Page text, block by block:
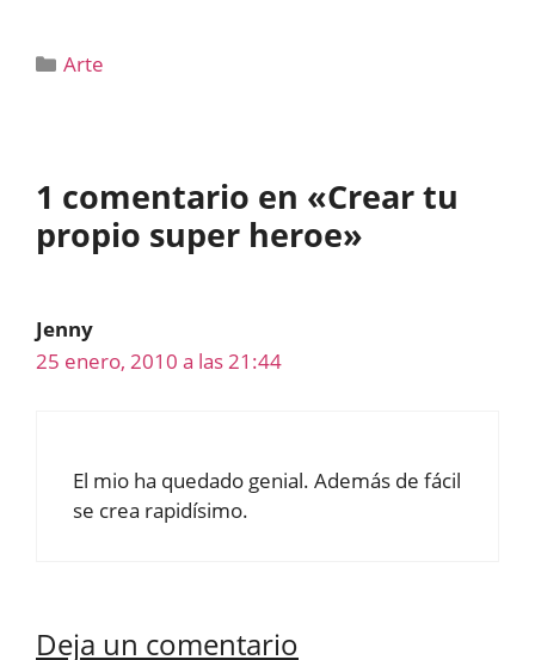
Categorías
Arte
1 comentario en «Crear tu
propio super heroe»
Jenny
25 enero, 2010 a las 21:44
El mio ha quedado genial. Además de fácil
se crea rapidísimo.
Deja un comentario